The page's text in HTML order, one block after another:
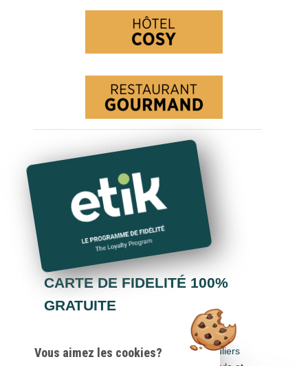
CARTE DE FIDELITÉ 100%
GRATUITE
Cumulez des euros dans tous les hôtels-
restaurants Logis Hôtels, Cit'Hotel, Singuliers
Vous aimez les cookies?